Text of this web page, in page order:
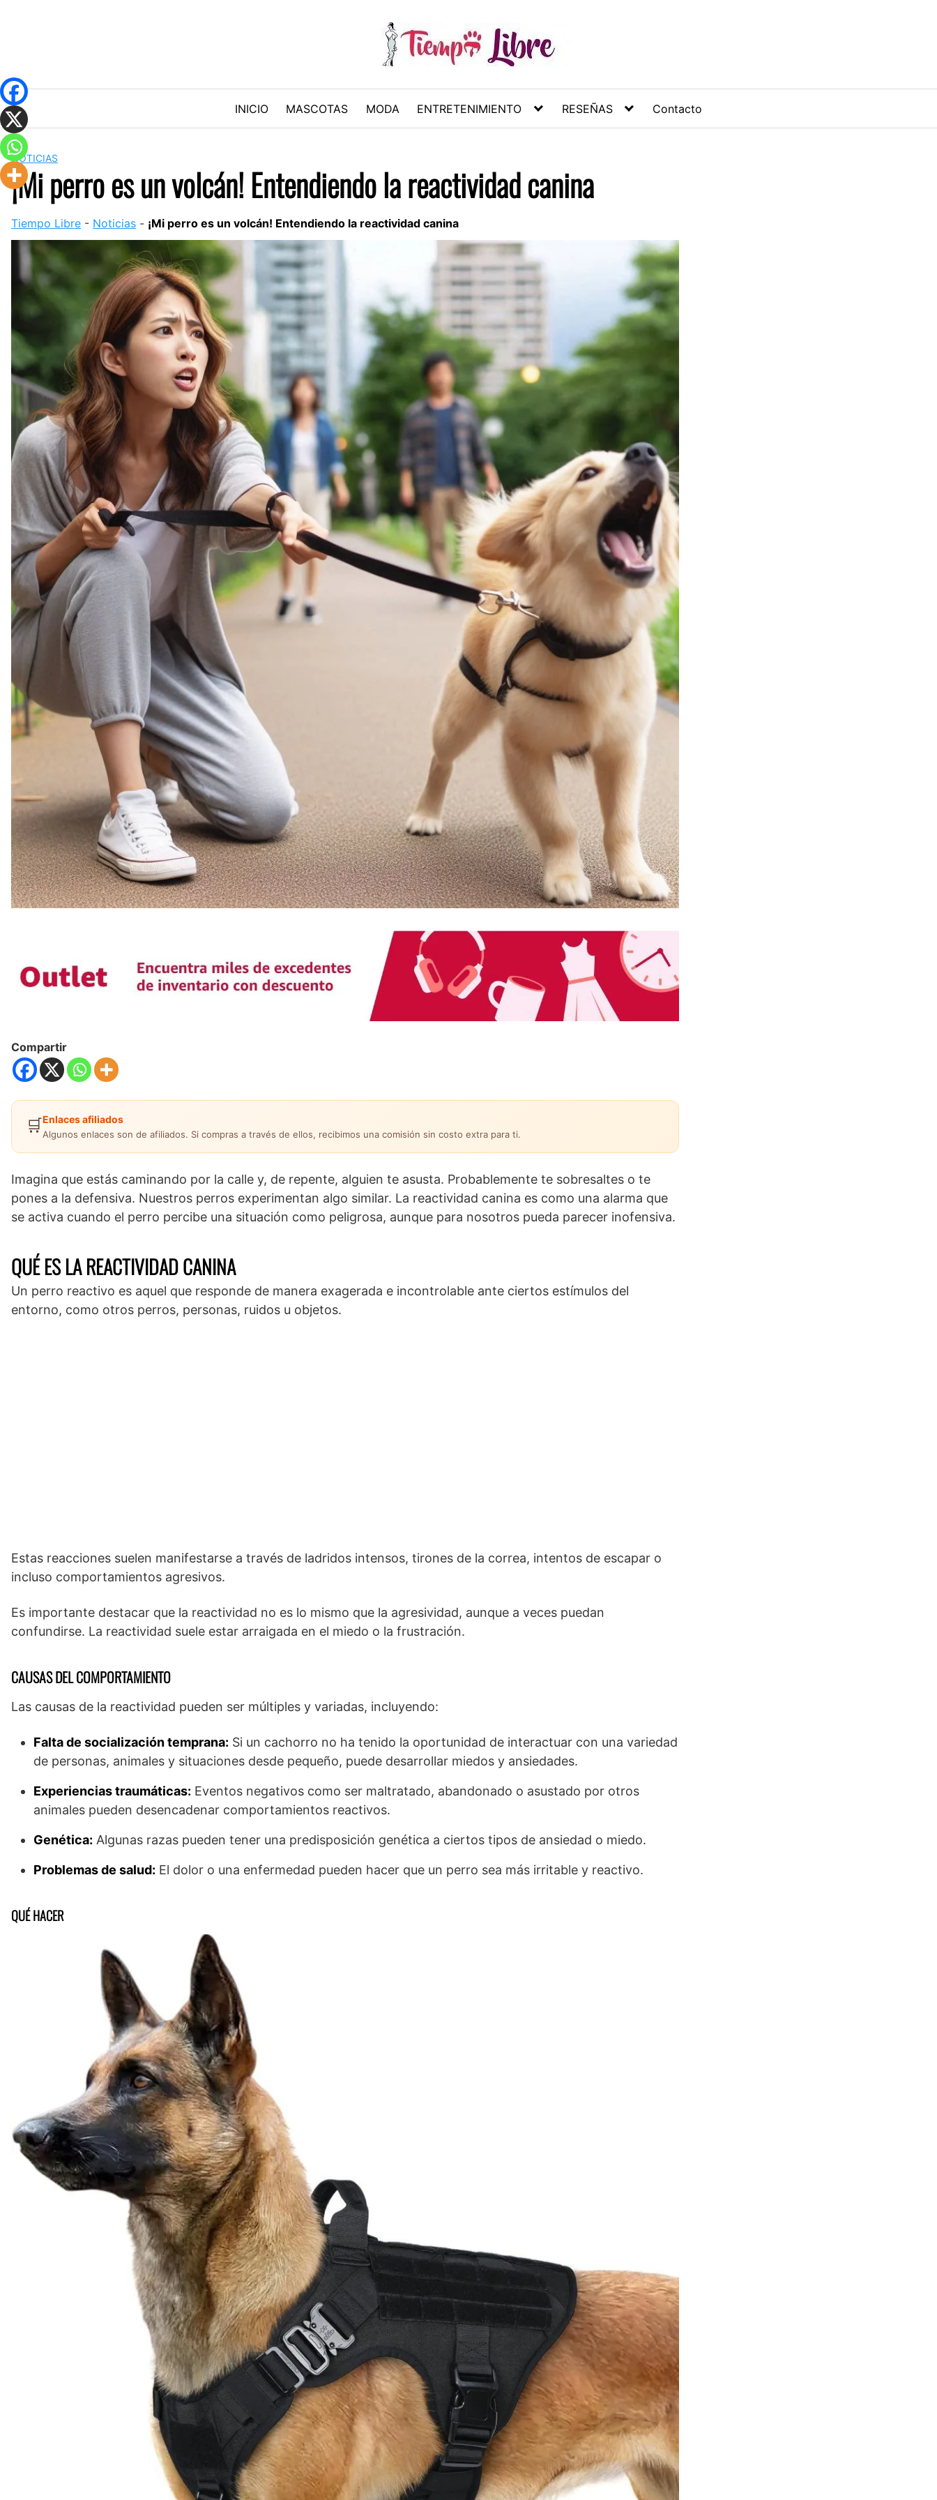
INICIO MASCOTAS MODA ENTRETENIMIENTO RESEÑAS Contacto
NOTICIAS
¡Mi perro es un volcán! Entendiendo la reactividad canina
Tiempo Libre - Noticias - ¡Mi perro es un volcán! Entendiendo la reactividad canina
Compartir
🛒Enlaces afiliados
Algunos enlaces son de afiliados. Si compras a través de ellos, recibimos una comisión sin costo extra para ti.
Imagina que estás caminando por la calle y, de repente, alguien te asusta. Probablemente te sobresaltes o te
pones a la defensiva. Nuestros perros experimentan algo similar. La reactividad canina es como una alarma que
se activa cuando el perro percibe una situación como peligrosa, aunque para nosotros pueda parecer inofensiva.
QUÉ ES LA REACTIVIDAD CANINA
Un perro reactivo es aquel que responde de manera exagerada e incontrolable ante ciertos estímulos del
entorno, como otros perros, personas, ruidos u objetos.
Estas reacciones suelen manifestarse a través de ladridos intensos, tirones de la correa, intentos de escapar o
incluso comportamientos agresivos.
Es importante destacar que la reactividad no es lo mismo que la agresividad, aunque a veces puedan
confundirse. La reactividad suele estar arraigada en el miedo o la frustración.
CAUSAS DEL COMPORTAMIENTO
Las causas de la reactividad pueden ser múltiples y variadas, incluyendo:
Falta de socialización temprana: Si un cachorro no ha tenido la oportunidad de interactuar con una variedad
de personas, animales y situaciones desde pequeño, puede desarrollar miedos y ansiedades.
Experiencias traumáticas: Eventos negativos como ser maltratado, abandonado o asustado por otros
animales pueden desencadenar comportamientos reactivos.
Genética: Algunas razas pueden tener una predisposición genética a ciertos tipos de ansiedad o miedo.
Problemas de salud: El dolor o una enfermedad pueden hacer que un perro sea más irritable y reactivo.
QUÉ HACER